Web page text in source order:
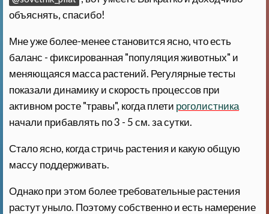
объяснять, спасибо!
Мне уже более-менее становится ясно, что есть
баланс - фиксированная "популяция животных" и
меняющаяся масса растений. Регулярные тесты
показали динамику и скорость процессов при
активном росте "травы", когда плети роголистника
начали прибавлять по 3 - 5 см. за сутки.
Стало ясно, когда стричь растения и какую общую
массу поддерживать.
Однако при этом более требовательные растения
растут уныло. Поэтому собственно и есть намерение